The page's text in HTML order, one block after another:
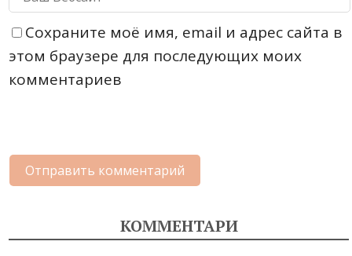
Сохраните моё имя, email и адрес сайта в
этом браузере для последующих моих
комментариев
КОММЕНТАРИ